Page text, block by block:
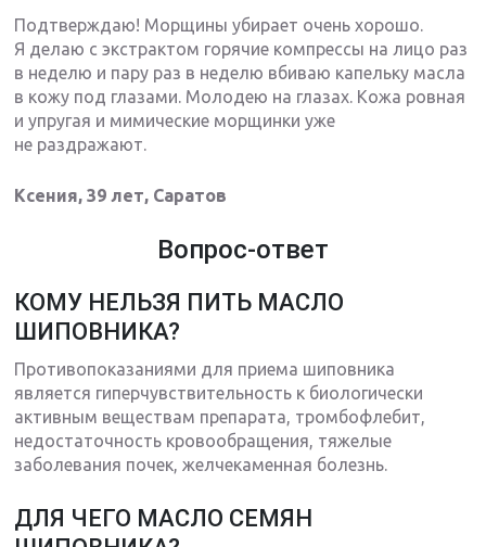
Подтверждаю! Морщины убирает очень хорошо.
Я делаю с экстрактом горячие компрессы на лицо раз
в неделю и пару раз в неделю вбиваю капельку масла
в кожу под глазами. Молодею на глазах. Кожа ровная
и упругая и мимические морщинки уже
не раздражают.
Ксения, 39 лет, Саратов
Вопрос-ответ
КОМУ НЕЛЬЗЯ ПИТЬ МАСЛО
ШИПОВНИКА?
Противопоказаниями для приема шиповника
является гиперчувствительность к биологически
активным веществам препарата, тромбофлебит,
недостаточность кровообращения, тяжелые
заболевания почек, желчекаменная болезнь.
ДЛЯ ЧЕГО МАСЛО СЕМЯН